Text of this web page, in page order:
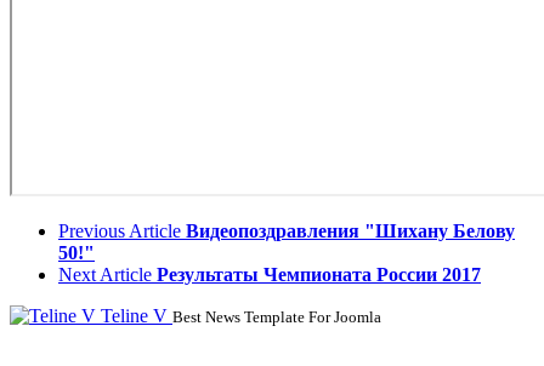
Previous Article Видеопоздравления "Шихану Белову
50!"
Next Article Результаты Чемпионата России 2017
Teline V Best News Template For Joomla